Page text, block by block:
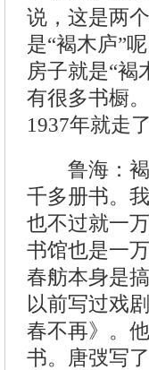
说，这是两
是“褐木庐”
房子就是“褐
有很多书橱
1937年就走
鲁海：褐
千多册书。
也不过就一
书馆也是一
春舫本身是
以前写过戏
春不再》。
书。唐弢写